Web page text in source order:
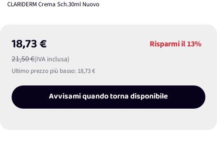
CLARIDERM Crema Sch.30ml Nuovo
18,73 €
21,50 €(IVA inclusa)
Risparmi il13%
Ultimo prezzo più basso: 18,73 €
Avvisami quando torna disponibile